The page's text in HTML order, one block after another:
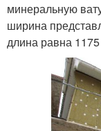
минеральную
ширина
длина равна